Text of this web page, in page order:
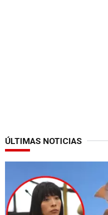
ÚLTIMAS NOTICIAS